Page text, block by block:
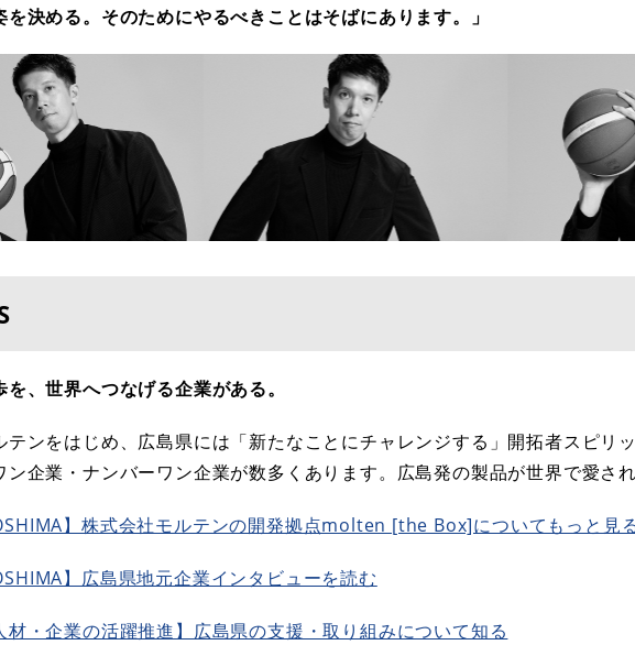
を決める。そのためにやるべきことはそばにあります。」
、世界へつなげる企業がある。
テンをはじめ、広島県には「新たなことにチャレンジする」開拓者スピリ
ン企業・ナンバーワン企業が数多くあります。広島発の製品が世界で愛され
】株式会社モルテンの開発拠点molten [the Box]についてもっと見
】広島県地元企業インタビューを読む
・企業の活躍推進】広島県の支援・取り組みについて知る